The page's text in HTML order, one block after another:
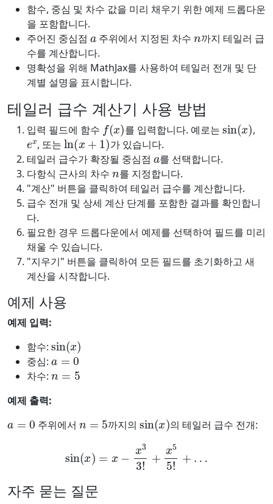
함수, 중심 및 차수 값을 미리 채우기 위한 예제 드롭다운
을 포함합니다.
주어진 중심점
주위에서 지정된 차수 까지 테일러 급
수를 계산합니다.
명확성을 위해 MathJax를 사용하여 테일러 전개 및 단
계별 설명을 표시합니다.
테일러 급수 계산기 사용 방법
입력 필드에 함수
f(x)
를 입력합니다. 예로는
sin ( )
,
ex
, 또는
ln(x+1)
가 있습니다.
테일러 급수가 확장될 중심점
a
를 선택합니다.
다항식 근사의 차수
n
를 지정합니다.
"계산" 버튼을 클릭하여 테일러 급수를 계산합니다.
급수 전개 및 상세 계산 단계를 포함한 결과를 확인합니
다.
필요한 경우 드롭다운에서 예제를 선택하여 필드를 미리
채울 수 있습니다.
"지우기" 버튼을 클릭하여 모든 필드를 초기화하고 새
계산을 시작합니다.
예제 사용
예제 입력:
함수:
sin ( )
중심:
a=0
차수:
n =5
예제 출력:
주위에서 까지의
sin ( )
의 테일러 급수 전개:
33 55
자주 묻는 질문